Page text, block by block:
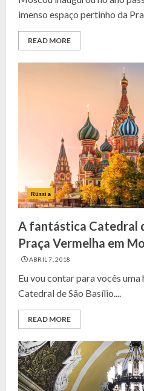
imenso espaço pertinho da
READ MORE
Rússia
A fantástica Catedral
Praça Vermelha em
ABRIL 7, 2018
Eu vou contar para vocês
Catedral de São Basílio....
READ MORE